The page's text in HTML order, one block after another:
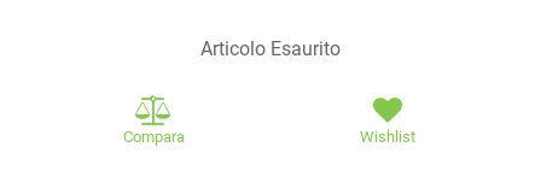
Articolo Esaurito
Compara Wishlist